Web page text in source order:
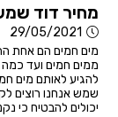
מחיר דוד
29/05/2021
ממים חמים ועד כמה
להגיע לאותם מים
שמש אנחנו רוצים
יכולים להבטיח כי